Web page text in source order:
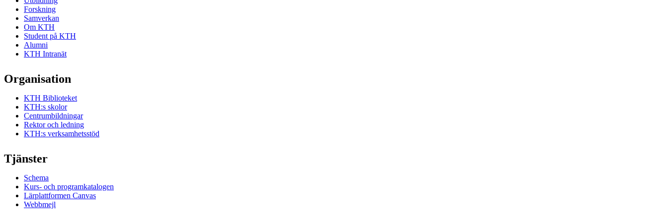
Forskning
Samverkan
Om KTH
Student på KTH
Alumni
KTH Intranät
Organisation
KTH Biblioteket
KTH:s skolor
Centrumbildningar
Rektor och ledning
KTH:s verksamhetsstöd
Tjänster
Schema
Kurs- och programkatalogen
Lärplattformen Canvas
Webbmejl